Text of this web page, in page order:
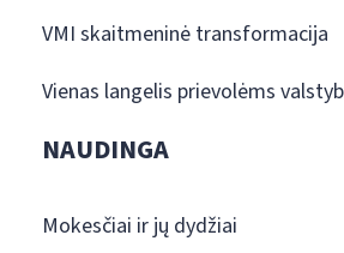
VMI skaitmeninė transformacija
Vienas langelis prievolėms
NAUDINGA
Mokesčiai ir jų dydžiai